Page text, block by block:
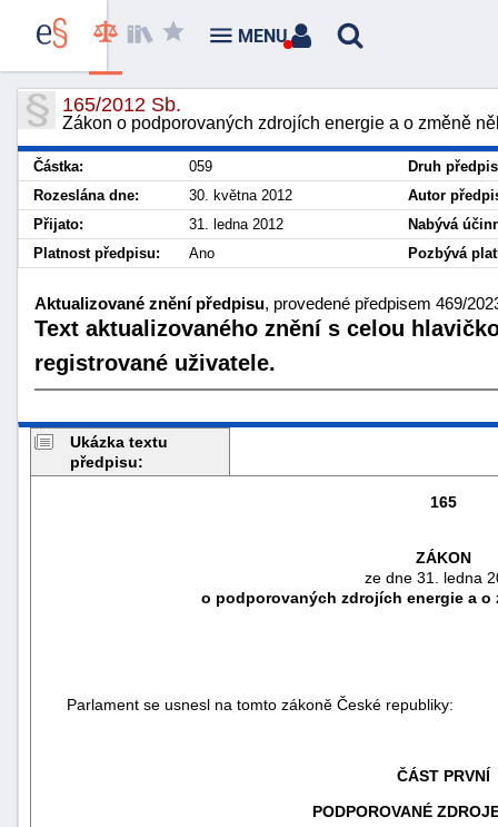
165/2012 Sb.
Zákon o podporovaných zdrojích energie a o změně
Částka: 059
Druh
Rozeslána dne:
30. května 2012
Autor
Přijato:
31. ledna 2012
Nabývá
Platnost předpisu:
Ano Pozbývá
Aktualizované znění předpisu, provedené předpisem 469/
Text aktualizovaného znění s celou
registrované uživatele.
Ukázka textu
předpisu:
165
ZÁKON
ze dne 31. ledna
o podporovaných zdrojích energie a o
Parlament se usnesl na tomto zákoně České republiky:
ČÁST PRVNÍ
PODPOROVANÉ
MENU
náhrady